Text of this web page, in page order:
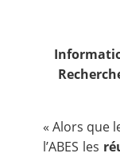
Contact
« Alors que
l’ABES les